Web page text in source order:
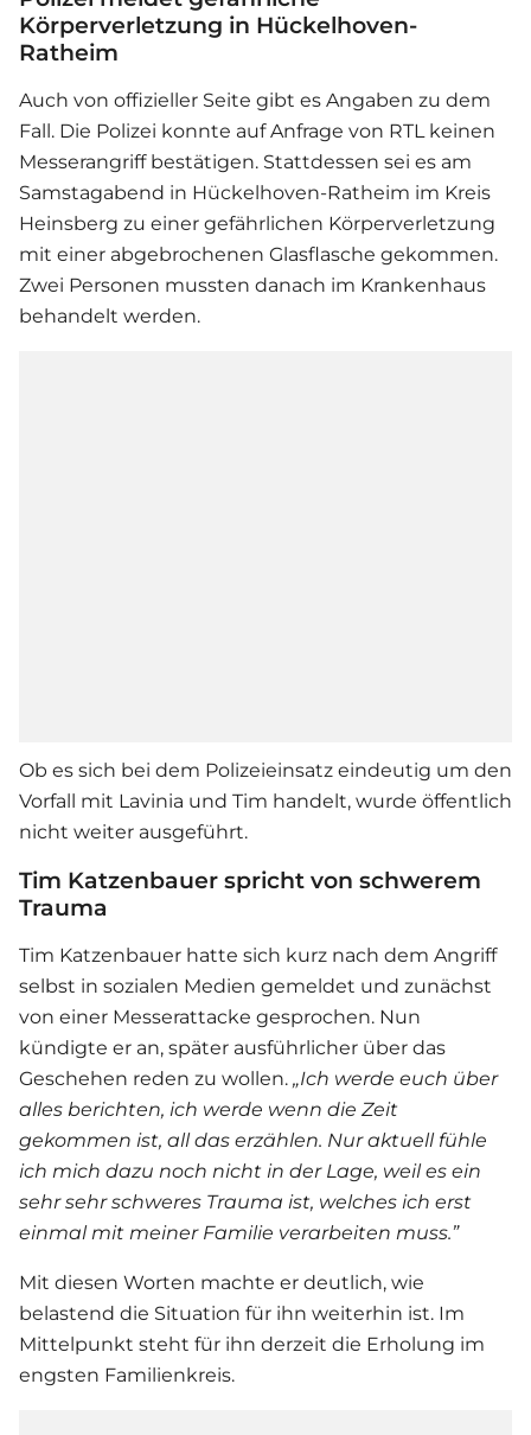
Körperverletzung in Hückelhoven-
Ratheim
Auch von offizieller Seite gibt es Angaben zu dem
Fall. Die Polizei konnte auf Anfrage von RTL keinen
Messerangriff bestätigen. Stattdessen sei es am
Samstagabend in Hückelhoven-Ratheim im Kreis
Heinsberg zu einer gefährlichen Körperverletzung
mit einer abgebrochenen Glasflasche gekommen.
Zwei Personen mussten danach im Krankenhaus
behandelt werden.
Ob es sich bei dem Polizeieinsatz eindeutig um den
Vorfall mit Lavinia und Tim handelt, wurde öffentlich
nicht weiter ausgeführt.
Tim Katzenbauer spricht von schwerem
Trauma
Tim Katzenbauer hatte sich kurz nach dem Angriff
selbst in sozialen Medien gemeldet und zunächst
von einer Messerattacke gesprochen. Nun
kündigte er an, später ausführlicher über das
Geschehen reden zu wollen. „Ich werde euch über
alles berichten, ich werde wenn die Zeit
gekommen ist, all das erzählen. Nur aktuell fühle
ich mich dazu noch nicht in der Lage, weil es ein
sehr sehr schweres Trauma ist, welches ich erst
einmal mit meiner Familie verarbeiten muss.”
Mit diesen Worten machte er deutlich, wie
belastend die Situation für ihn weiterhin ist. Im
Mittelpunkt steht für ihn derzeit die Erholung im
engsten Familienkreis.